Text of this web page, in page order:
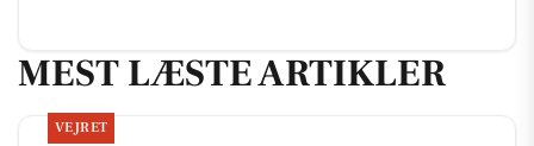
MEST LÆSTE ARTIKLER
VEJRET